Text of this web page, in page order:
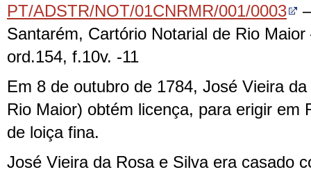
PT/ADSTR/NOT/01CNRMR/001/0003
Santarém, Cartório Notarial de Rio Maior
ord.154, f.10v. -11
Em 8 de outubro de 1784, José Vieira
Rio Maior) obtém licença, para erigir em
de loiça fina.
José Vieira da Rosa e Silva era casado